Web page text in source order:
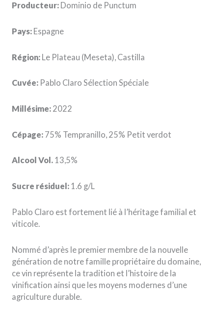
Producteur: Dominio de Punctum
Pays: Espagne
Région: Le Plateau (Meseta), Castilla
Cuvée: Pablo Claro Sélection Spéciale
Millésime: 2022
Cépage: 75% Tempranillo, 25% Petit verdot
Alcool Vol. 13,5%
Sucre résiduel: 1.6 g/L
Pablo Claro est fortement lié à l’héritage familial et
viticole.
Nommé d’après le premier membre de la nouvelle
génération de notre famille propriétaire du domaine,
ce vin représente la tradition et l’histoire de la
vinification ainsi que les moyens modernes d’une
agriculture durable.